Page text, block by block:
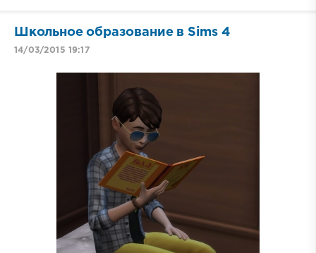
Школьное образование в Sims 4
14/03/2015 19:17